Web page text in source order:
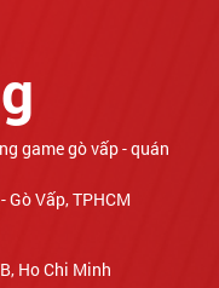
Gò Vấp, TPHCM
Ho Chi Minh